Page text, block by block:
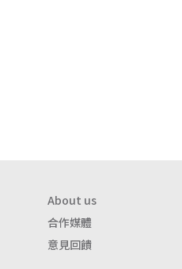
About us
合作媒體
意見回饋